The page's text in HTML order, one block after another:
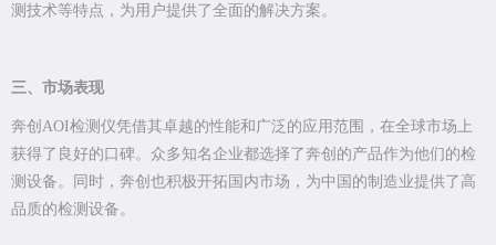
测技术等特点，为用户提供了全面的解决方案。
三、市场表现
奔创AOI检测仪凭借其卓越的性能和广泛的应用范围，在全球市场上
获得了良好的口碑。众多知名企业都选择了奔创的产品作为他们的检
测设备。同时，奔创也积极开拓国内市场，为中国的制造业提供了高
品质的检测设备。